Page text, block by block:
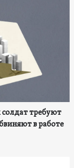
требуют
в работе